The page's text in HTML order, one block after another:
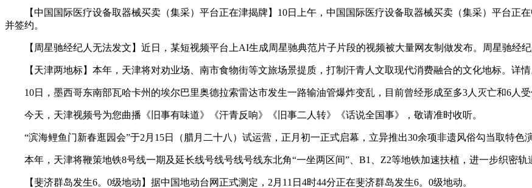
【中国国际医疗设备取器械买卖（集采）平台正在津揭牌】10日上午，中国国际医疗设备取器械买卖（集采）平台正
并签约。
【周星驰经纪人无法发文】近日，某短视频平台上AI生成周星驰典范片子片段的视频被大量网友制做发布。周星驰经纪
【天津两地标】本年，天津将对劝业场、南市食物街等文旅场景提质，打制汗青人文取现代消费融合的文化地标。详情
10日，墨西哥东南部瓦哈卡州的埃尔巴里奥德拉索雷达市发生一路输油管爆炸变乱，目前曾经形成至多3人灭亡和6人受
今天，天津视频号为您曲播《旧事有味道》《汗青反响》《旧事二人转》《话说全国事》，敬请准时收听。
“滨海鲤鱼门新春逛园会”于2月15日（腊月二十八）试运营，正月初一正式启幕，立异推出30余项非遗风俗勾当取特色演
本年，天津将鞭策地铁8号线一期及延长线号线号线号线东北角“一坐两区间”、B1、Z2等地铁加速扶植，进一步织密轨
【斐济群岛发生6。0级地动】据中国地动台网正式测定，2月11日4时44分正在斐济群岛发生6。0级地动。